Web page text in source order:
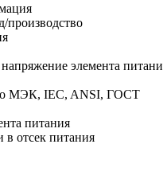
производство
элемента
МЭК, IEC, ANSI, ГОСТ
питания
в отсек питания